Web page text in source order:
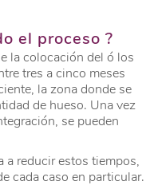
el proceso ?
la colocación del ó los
tres a cinco meses
la zona donde se
de hueso. Una vez
se pueden
a reducir estos tiempos,
cada caso en particular.